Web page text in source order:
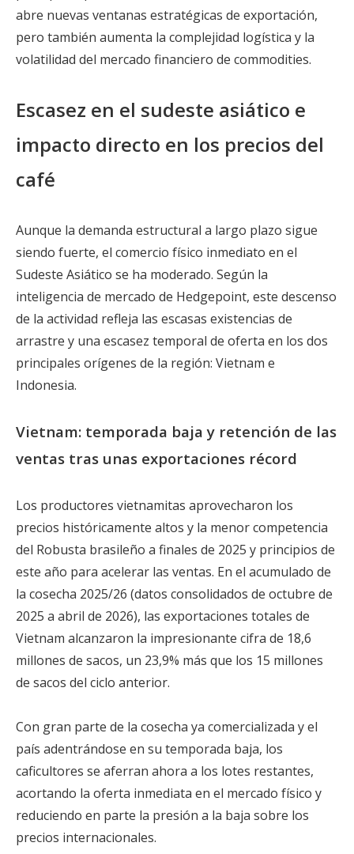
abre nuevas ventanas estratégicas de exportación,
pero también aumenta la complejidad logística y la
volatilidad del mercado financiero de commodities.
Escasez en el sudeste asiático e
impacto directo en los precios del
café
Aunque la demanda estructural a largo plazo sigue
siendo fuerte, el comercio físico inmediato en el
Sudeste Asiático se ha moderado. Según la
inteligencia de mercado de Hedgepoint, este descenso
de la actividad refleja las escasas existencias de
arrastre y una escasez temporal de oferta en los dos
principales orígenes de la región: Vietnam e
Indonesia.
Vietnam: temporada baja y retención de las
ventas tras unas exportaciones récord
Los productores vietnamitas aprovecharon los
precios históricamente altos y la menor competencia
del Robusta brasileño a finales de 2025 y principios de
este año para acelerar las ventas. En el acumulado de
la cosecha 2025/26 (datos consolidados de octubre de
2025 a abril de 2026), las exportaciones totales de
Vietnam alcanzaron la impresionante cifra de 18,6
millones de sacos, un 23,9% más que los 15 millones
de sacos del ciclo anterior.
Con gran parte de la cosecha ya comercializada y el
país adentrándose en su temporada baja, los
caficultores se aferran ahora a los lotes restantes,
acortando la oferta inmediata en el mercado físico y
reduciendo en parte la presión a la baja sobre los
precios internacionales.